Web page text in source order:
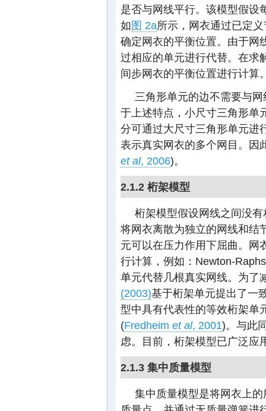
是否与网线平行。该模型假设
如图 2a所示，网衣通过已定
确定网衣的平衡位置。由于网
过相应的单元进行代替。在求
间步网衣的平衡位置进行计算
三角形单元的边不需要与
于上述特点，小尺寸三角形单
分可通过大尺寸三角形单元进
表示真实网衣的多个网目。因
et al, 2006)。
2.1.2 桁架模型
桁架模型假设网线之间没
将网衣离散为独立的网线和结
元可以在压力作用下屈曲。网
行计算，例如：Newton-
单元代替几根真实网线。为了
(2003)基于桁架单元提出了一
型中具有代表性的等效桁架单
(Fredheim et al, 2001)。与此
虑。目前，桁架模型已广泛应
2.1.3 集中质量模型
集中质量模型是将网衣上